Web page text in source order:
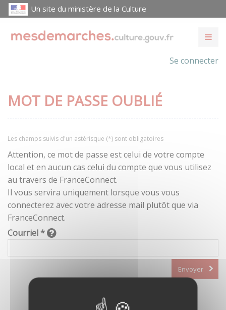
Un site du ministère de la Culture
Se connecter
MOT DE PASSE OUBLIÉ
Les champs suivis d'un astérisque (*) sont obligatoires
Attention, ce mot de passe est celui de votre compte
local et en aucun cas celui du compte que vous utilisez
au travers de FranceConnect.
Il vous servira uniquement lorsque vous vous
connecterez avec votre adresse mail plutôt que via
FranceConnect.
Courriel *
Envoyer